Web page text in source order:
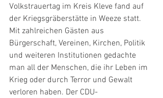
Volkstrauertag im Kreis Kleve fand auf
der Kriegsgräberstätte in Weeze statt.
Mit zahlreichen Gästen aus
Bürgerschaft, Vereinen, Kirchen, Politik
und weiteren Institutionen gedachte
man all der Menschen, die ihr Leben im
Krieg oder durch Terror und Gewalt
verloren haben. Der CDU-